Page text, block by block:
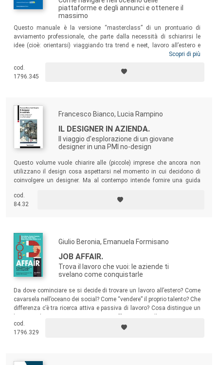
piattaforme e degli annunci e ottenere il
massimo
Questo manuale è la versione “masterclass” di un prontuario di
avviamento professionale, che parte dalla necessità di schiarirsi le
idee (cioè: orientarsi) viaggiando tra trend e neet, lavoro all’estero e
falsi miti sulla laurea, soft skills e strumenti (più o meno) classici (cv,
storytelling appassionati e di ispirazione. Insomma tutto ciò che
occorre, per essere pronti, navigare e trovare, domani, la propria strada.
Scopri di più
cod.
1796.345
Francesco Bianco, Lucia Rampino
IL DESIGNER IN AZIENDA.
Il viaggio d'esplorazione di un giovane
designer in una PMI no-design
Questo volume vuole chiarire alle (piccole) imprese che ancora non
utilizzano il design cosa aspettarsi nel momento in cui decidono di
coinvolgere un designer. Ma al contempo intende fornire una guida
mondo del design, incoraggiandoli a mettersi in gioco e a portare le
proprie competenze in nuovi territori. Uno strumento utile a designer e
cod.
84.32
Giulio Beronia, Emanuela Formisano
JOB AFFAIR.
Trova il lavoro che vuoi: le aziende ti
svelano come conquistarle
Da dove cominciare se si decide di trovare un lavoro all’estero? Come
cavarsela nell’oceano dei social? Come “vendere” il proprio talento? Che
differenza c’è tra ricerca attiva e passiva di lavoro? Cosa distingue un
anche solo un dubbio su una di queste domande e vi servono consigli
e indicazioni, questo è il libro che fa per voi!
cod.
1796.329